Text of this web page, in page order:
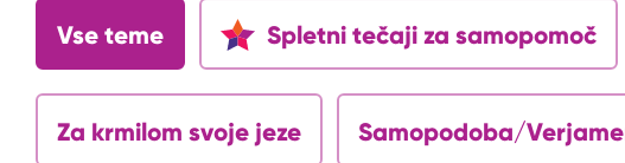
Vse teme Spletni tečaji za samopomoč
Za krmilom svoje jeze Samopodoba/